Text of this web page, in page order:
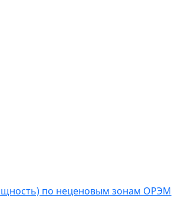
по неценовым зонам ОРЭМ